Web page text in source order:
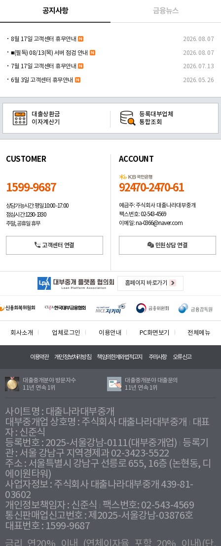
공지사항 금융뉴스
8월 17일 고객센터 휴무안내 2026. 08. 07
■(필독) 08/13(목) 서버 점검 안내 2026. 08. 07
7월 17일 고객센터 휴무안내 2026. 07. 13
6월 3일 고객센터 휴무안내 2026. 05. 26
대출상환금
이자계산기
등록대부업체
통합조회
CUSTOMER
1599-9687
상담가능시간: 평일10:00 -17:00
점심시간: 12:30 - 13:30
주말, 공휴일 휴무
고객센터 연결
ACCOUNT
92470-2470-61
예금주: 주식회사 대출나라대부중개
팩스번호: 02-543-4569
이메일: na-0366@naver.com
민원상담 연결
홈페이지 바로가기
회사소개 업체로그인 이용안내 PC화면보기 전체메뉴
이용약관 개인정보처리방침 책임의한계와법적고지 주의사항 오류신고
대출중개분야 방문자수
11년 연속 1위
대출중개분야 대출문의
11년 연속 1위
사이트명 : 대출나라대부중개
대부중개업 상호명 : 주식회사 대출나라대부중개
대표
자 : 신준식
등록번호 : 2025-서울강남-0111(대부중개업) 등록기
관 : 서울 강남구 지역경제과 02-3423-5522
주소 : 서울특별시 강남구 선릉로 655, 16층 (논현동, 디
에이원타워)
사업자정보 : 주식회사 대출나라대부중개 439-81-
03602
개인정보책임자 : 신준식
팩스번호: 02-543-4569
통신판매업신고번호 : 제2025-서울강남-03876호
대표번호 : 1599-9687